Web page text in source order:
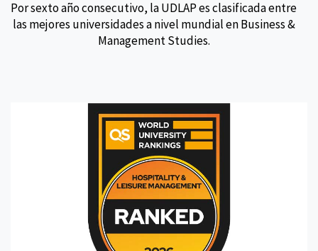
Por sexto año consecutivo, la UDLAP es clasificada entre
las mejores universidades a nivel mundial en Business &
Management Studies.